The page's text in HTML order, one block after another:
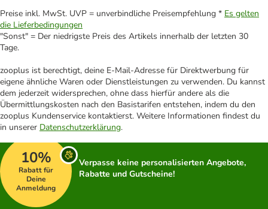
Preise inkl. MwSt. UVP = unverbindliche Preisempfehlung * Es gelten
die Lieferbedingungen
"Sonst" = Der niedrigste Preis des Artikels innerhalb der letzten 30
Tage.
zooplus ist berechtigt, deine E-Mail-Adresse für Direktwerbung für
eigene ähnliche Waren oder Dienstleistungen zu verwenden. Du kannst
dem jederzeit widersprechen, ohne dass hierfür andere als die
Übermittlungskosten nach den Basistarifen entstehen, indem du den
zooplus Kundenservice kontaktierst. Weitere Informationen findest du
in unserer Datenschutzerklärung.
10%
Rabatt für
Deine
Anmeldung
Verpasse keine personalisierten Angebote,
Rabatte und Gutscheine!